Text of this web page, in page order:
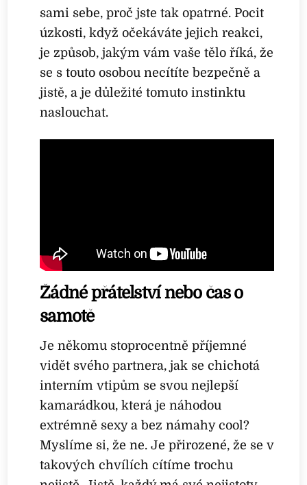
sami sebe, proč jste tak opatrné. Pocit
úzkosti, když očekáváte jejich reakci,
je způsob, jakým vám vaše tělo říká, že
se s touto osobou necítíte bezpečně a
jistě, a je důležité tomuto instinktu
naslouchat.
Žádné přátelství nebo čas o
samotě
Je někomu stoprocentně příjemné
vidět svého partnera, jak se chichotá
interním vtipům se svou nejlepší
kamarádkou, která je náhodou
extrémně sexy a bez námahy cool?
Myslíme si, že ne. Je přirozené, že se v
takových chvílích cítíme trochu